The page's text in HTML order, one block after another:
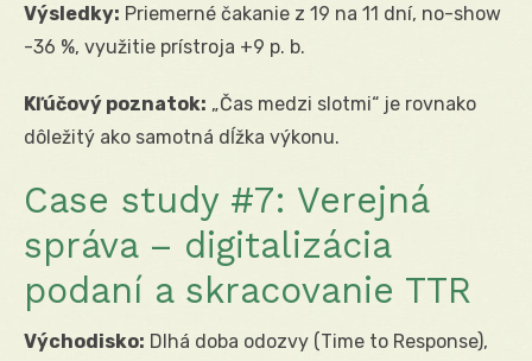
Výsledky: Priemerné čakanie z 19 na 11 dní, no-show
-36 %, využitie prístroja +9 p. b.
Kľúčový poznatok: „Čas medzi slotmi“ je rovnako
dôležitý ako samotná dĺžka výkonu.
Case study #7: Verejná
správa – digitalizácia
podaní a skracovanie TTR
Východisko: Dlhá doba odozvy (Time to Response),